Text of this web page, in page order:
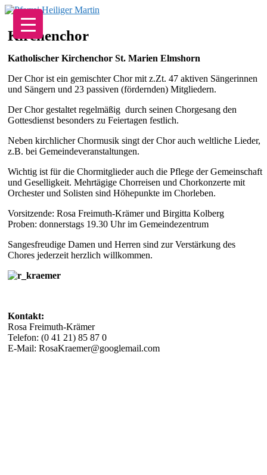
Zum
Inhalt
springen
Kirchenchor
Katholischer Kirchenchor St. Marien Elmshorn
Der Chor ist ein gemischter Chor mit z.Zt. 47 aktiven Sängerinnen
und Sängern und 23 passiven (fördernden) Mitgliedern.
Der Chor gestaltet regelmäßig durch seinen Chorgesang den
Gottesdienst besonders zu Feiertagen festlich.
Neben kirchlicher Chormusik singt der Chor auch weltliche Lieder,
z.B. bei Gemeindeveranstaltungen.
Wichtig ist für die Chormitglieder auch die Pflege der Gemeinschaft
und Geselligkeit. Mehrtägige Chorreisen und Chorkonzerte mit
Orchester und Solisten sind Höhepunkte im Chorleben.
Vorsitzende: Rosa Freimuth-Krämer und Birgitta Kolberg
Proben: donnerstags 19.30 Uhr im Gemeindezentrum
Sangesfreudige Damen und Herren sind zur Verstärkung des
Chores jederzeit herzlich willkommen.
Kontakt:
Rosa Freimuth-Krämer
Telefon: (0 41 21) 85 87 0
E-Mail: RosaKraemer@googlemail.com